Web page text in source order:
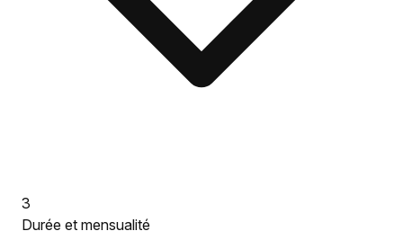
3
Durée et mensualité